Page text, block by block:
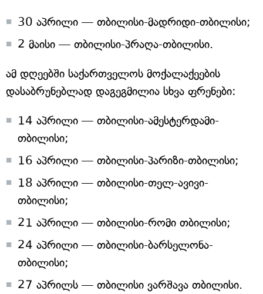
30 აპრილი — თბილისი-მადრიდი-თბილისი;
2 მაისი — თბილისი-პრაღა-თბილისი.
ამ დღეებში საქართველოს მოქალაქეების
დასაბრუნებლად დაგეგმილია სხვა ფრენები:
14 აპრილი — თბილისი-ამესტერდამი-
თბილისი;
16 აპრილი — თბილისი-პარიზი-თბილისი;
18 აპრილი — თბილისი-თელ-ავივი-
თბილისი;
21 აპრილი — თბილისი-რომი თბილისი;
24 აპრილი — თბილისი-ბარსელონა-
თბილისი;
27 აპრილს — თბილისი ვარშავა თბილისი.